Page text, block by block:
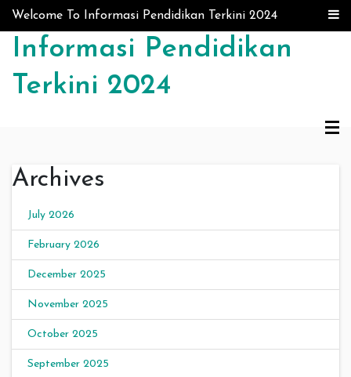
Skip to content
Welcome To Informasi Pendidikan Terkini 2024
Informasi Pendidikan
Terkini 2024
Archives
July 2026
February 2026
December 2025
November 2025
October 2025
September 2025